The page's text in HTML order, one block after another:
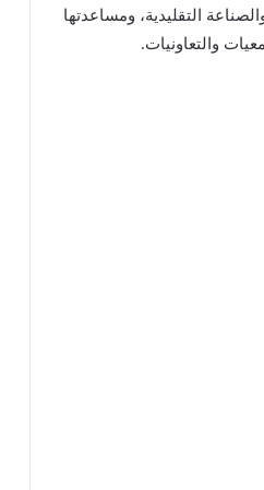
التقليدية، ومساعدتها
والتعاونيات.